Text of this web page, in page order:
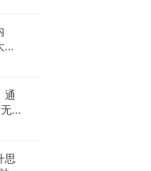
的
通
束
思